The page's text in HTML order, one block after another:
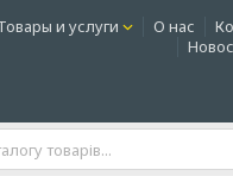
и услуги О нас